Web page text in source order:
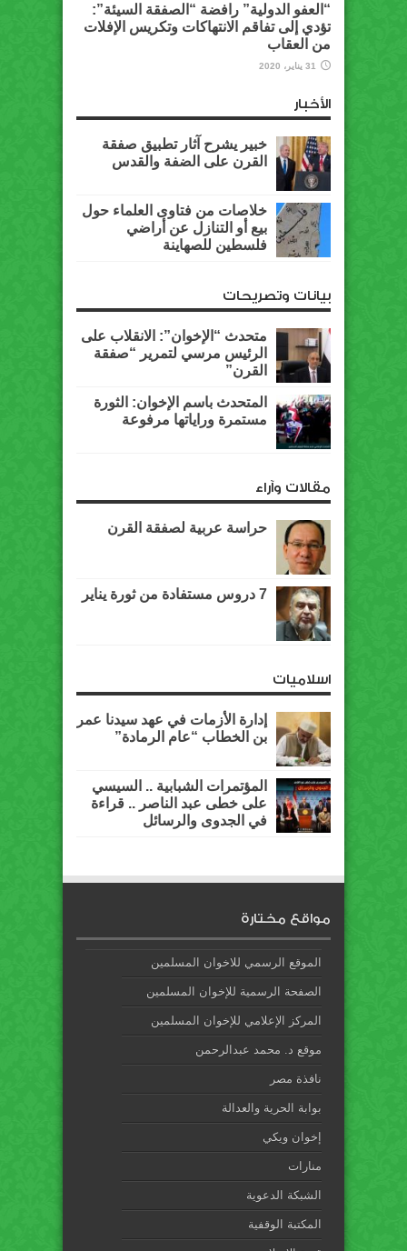
“العفو الدولية” رافضة “الصفقة السيئة”:
تؤدي إلى تفاقم الانتهاكات وتكريس الإفلات
من العقاب
31 يناير، 2020
الأخبار
خبير يشرح آثار تطبيق صفقة
القرن على الضفة والقدس
خلاصات من فتاوى العلماء حول
بيع أو التنازل عن أراضي
فلسطين للصهاينة
بيانات وتصريحات
متحدث “الإخوان”: الانقلاب على
الرئيس مرسي لتمرير “صفقة
القرن”
المتحدث باسم الإخوان: الثورة
مستمرة وراياتها مرفوعة
مقالات وآراء
حراسة عربية لصفقة القرن
7 دروس مستفادة من ثورة يناير
اسلاميات
إدارة الأزمات في عهد سيدنا عمر
بن الخطاب “عام الرمادة”
المؤتمرات الشبابية .. السيسي
على خطى عبد الناصر .. قراءة
في الجدوى والرسائل
مواقع مختارة
الموقع الرسمي للاخوان المسلمين
الصفحة الرسمية للإخوان المسلمين
المركز الإعلامي للإخوان المسلمين
موقع د. محمد عبدالرحمن
نافذة مصر
بوابة الحرية والعدالة
إخوان ويكي
منارات
الشبكة الدعوية
المكتبة الوقفية